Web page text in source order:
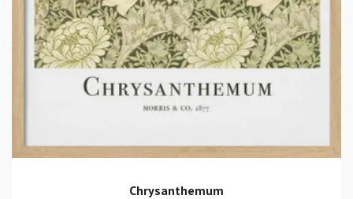
Chrysanthemum